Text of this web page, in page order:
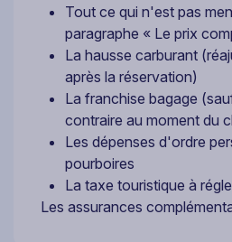
Tout ce qui n'est pas
paragraphe « Le prix
La hausse carburant
après la réservation)
La franchise bagage
contraire au moment du
Les dépenses d'ordre
pourboires
La taxe touristique à
Les assurances